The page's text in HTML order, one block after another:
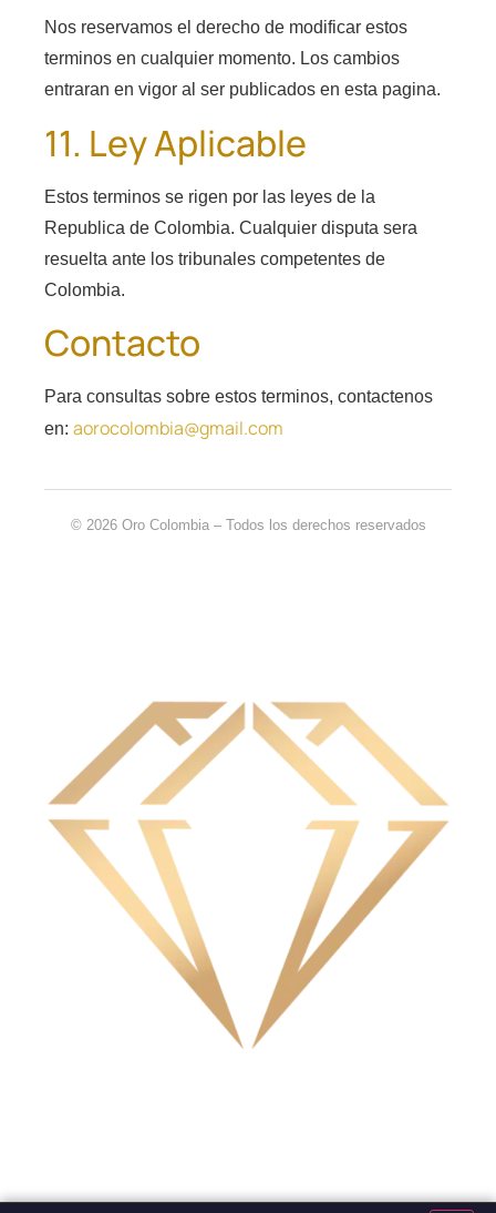
Nos reservamos el derecho de modificar estos
terminos en cualquier momento. Los cambios
entraran en vigor al ser publicados en esta pagina.
11. Ley Aplicable
Estos terminos se rigen por las leyes de la
Republica de Colombia. Cualquier disputa sera
resuelta ante los tribunales competentes de
Colombia.
Contacto
Para consultas sobre estos terminos, contactenos
en: aorocolombia@gmail.com
© 2026 Oro Colombia – Todos los derechos reservados